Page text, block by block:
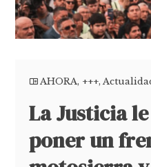
AHORA, +++,
La Justicia
poner un